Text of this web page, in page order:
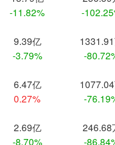
-11.82%
-
9.39亿
-3.79%
-
6.47亿
0.27%
-
2.69亿
-8.70%
246.68
-